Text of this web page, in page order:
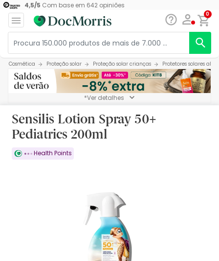
4,5/5 Com base em 642opiniões
0
Cosmética Proteção solar Proteção solar crianças Protetores solares
*Ver detalhes
Sensilis Lotion Spray 50+
Pediatrics 200ml
Health Points